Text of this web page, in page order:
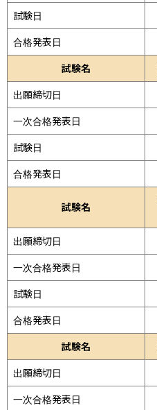
試験日
合格発表日
試験名
出願締切日
一次合格発表日
試験日
合格発表日
試験名
出願締切日
一次合格発表日
試験日
合格発表日
試験名
出願締切日
一次合格発表日